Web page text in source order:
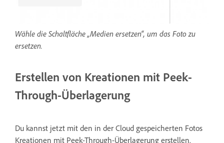
Wähle die Schaltfläche „Medien ersetzen“, um das Foto zu
ersetzen.
Erstellen von Kreationen mit Peek-
Through-Überlagerung
Du kannst jetzt mit den in der Cloud gespeicherten Fotos
Kreationen mit Peek-Through-Überlagerung erstellen.